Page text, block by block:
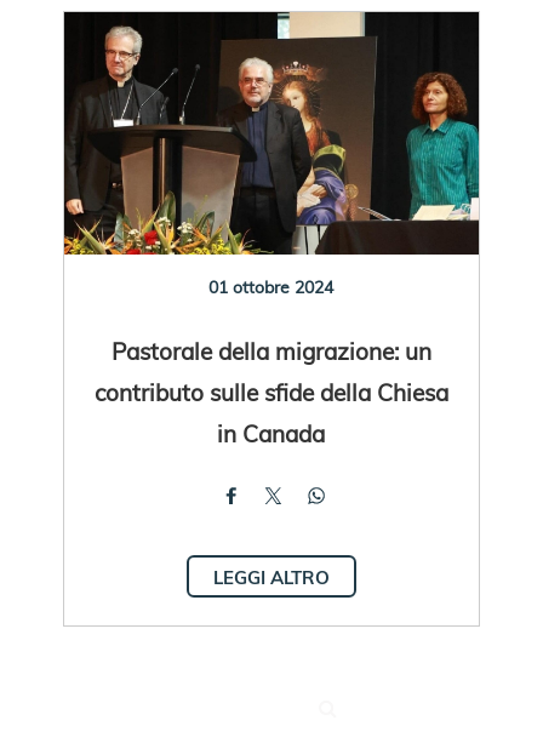
01 ottobre 2024
Pastorale della migrazione: un
contributo sulle sfide della Chiesa
in Canada
LEGGI ALTRO